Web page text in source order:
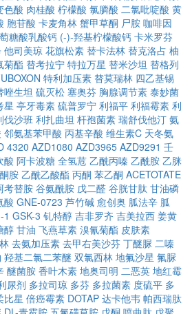
色酸 肉桂酸 柠檬酸 氯膦酸 二氯吡啶酸 黄
胞苷酸 卡麦角林 蟹甲草酮 尸胺 咖啡因
糖酸乳酸钙 (-)-羟基柠檬酸钙 卡米罗芬
他司美琼 花旗松素 替卡法林 替克洛占 柚
菊酯 替考拉宁 特拉万星 替米沙坦 替格列
特利加压素 替莫瑞林 四乙基锡
唑生坦 硫灭松 塞奥芬 胸腺调节素 泰妙菌
星 亭牙毒素 硫普罗宁 利福平 利福霉素 利
伐沙班 利扎曲坦 杆孢菌素 瑞舒伐他汀 氨
邻氨基苯甲酸 丙基辛酸 维生素C 天冬氨
4320 AZD1080 AZD3965 AZD9291 壬
酸 阿卡波糖 全氢苊 乙酰丙嗪 乙酰胺 乙脒
胺乙酰乙酸酯 丙酮 苯乙酮 ACETOTATE
考替胺 谷氨酰胺 戊二醛 谷胱甘肽 甘油磷
酸 GNE-0723 芦竹碱 愈创奥 胍法辛 胍
1 GSK-3 钆特醇 吉非罗齐 吉美拉西 姜黄
醇 甘油 飞燕草素 溴氰菊酯 皮肤素
去氨加压素 去甲右美沙芬 丁醚脲 二嗪
羟基二氯二苯醚 双氯西林 地氟沙星 氟脲
醚菌胺 香叶木素 地奥司明 二恶英 地红霉
尿剂 多拉司琼 多芬 多拉菌素 度硫平 多
比星 倍癌霉素 DOTAP 达卡他韦 帕西瑞肽